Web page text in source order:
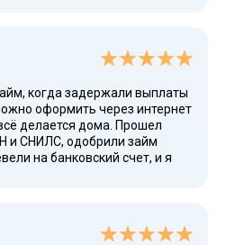
порадовала возможность
новых граждан России — это
предложение. Теперь
МФО друзьям, потому что
рейтингом и полной
когда задержали выплаты
оформить через интернет
делается дома. Прошел
и СНИЛС, одобрили займ
на банковский счет, и я
есть пользовательское
поэтому